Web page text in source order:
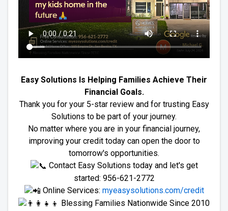
Easy Solutions Is Helping Families Achieve Their
Financial Goals.
Thank you for your 5-star review and for trusting Easy
Solutions to be part of your journey.
No matter where you are in your financial journey,
improving your credit today can open the door to
tomorrow's opportunities.
Contact Easy Solutions today and let's get
started: 956-621-2772
Online Services: myeasysolutions.com/credit
Blessing Families Nationwide Since 2010